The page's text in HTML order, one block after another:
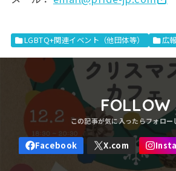
LGBTQ+関連イベント（他団体等） 広
FOLLOW